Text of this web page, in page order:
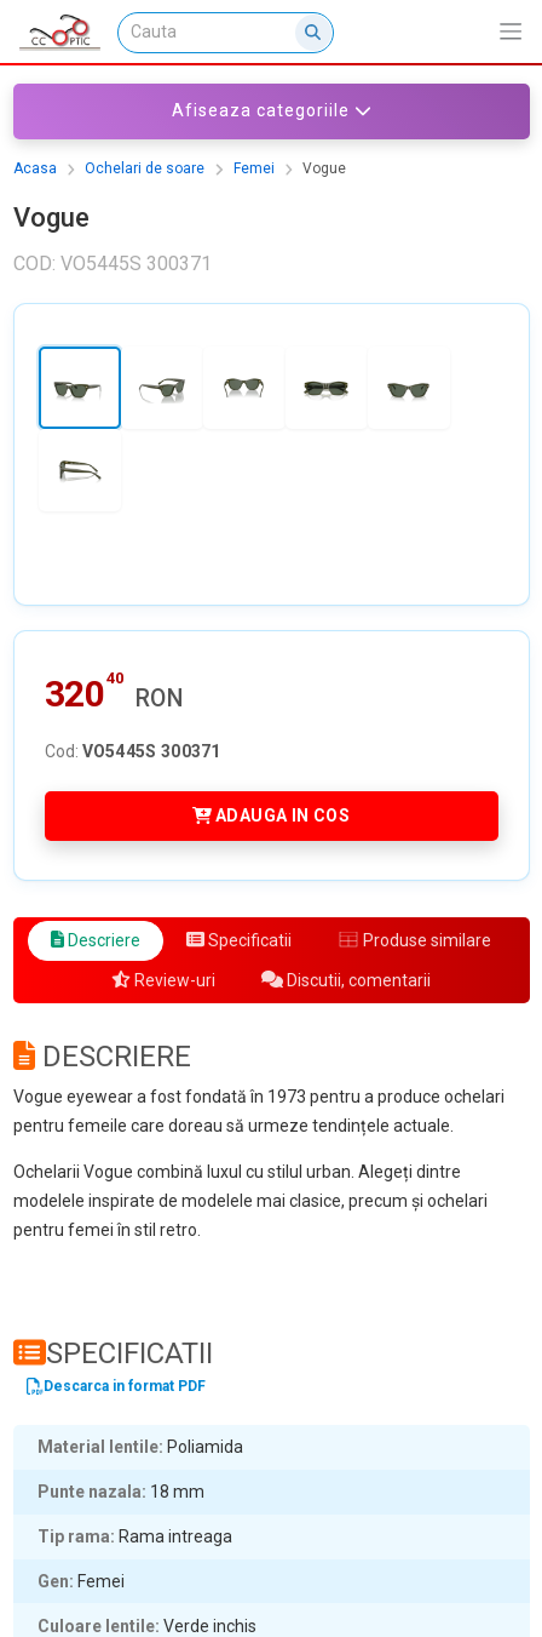
Afiseaza categoriile
Acasa Ochelari de soare Femei Vogue
Vogue
COD: VO5445S 300371
32040
RON
Cod: VO5445S 300371
ADAUGA IN COS
Descriere Specificatii Produse similare
Review-uri Discutii, comentarii
DESCRIERE
Vogue eyewear a fost fondată în 1973 pentru a produce ochelari
pentru femeile care doreau să urmeze tendințele actuale.
Ochelarii Vogue combină luxul cu stilul urban. Alegeți dintre
modelele inspirate de modelele mai clasice, precum și ochelari
pentru femei în stil retro.
SPECIFICATII
Descarca in format PDF
Material lentile Poliamida
Punte nazala 18 mm
Tip rama Rama intreaga
Gen Femei
Culoare lentile Verde inchis